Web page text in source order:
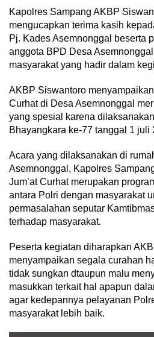
Kapolres Sampang AKBP
mengucapkan terima kasih
Pj. Kades Asemnonggal beserta
anggota BPD Desa
masyarakat yang hadir dalam
AKBP Siswantoro
Curhat di Desa Asemnonggal
yang spesial karena
Bhayangkara ke-77 tanggal 1 juli
Acara yang dilaksanakan di
Asemnonggal, Kapolres
Jum’at Curhat merupakan
antara Polri dengan masyarakat
permasalahan seputar
terhadap masyarakat.
Peserta kegiatan diharapkan
menyampaikan segala curahan
tidak sungkan dtaupun malu
masukkan terkait hal apapun
agar kedepannya pelayanan
masyarakat lebih baik.